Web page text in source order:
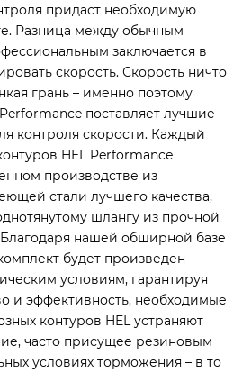
придаст необходимую
Разница между обычным
заключается в
скорость. Скорость ничто
грань – именно поэтому
поставляет лучшие
контроля скорости. Каждый
HEL Performance
производстве из
стали лучшего качества,
шлангу из прочной
нашей обширной базе
будет произведен
условиям, гарантируя
и эффективность, необходимые
контуров HEL устраняют
часто присущее резиновым
условиях торможения – в то